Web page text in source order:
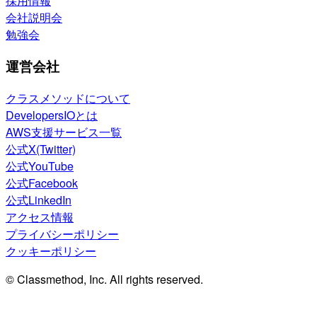
会社説明会
勉強会
運営会社
クラスメソッドについて
DevelopersIOとは
AWS支援サービス一覧
公式X(Twitter)
公式YouTube
公式Facebook
公式LinkedIn
アクセス情報
プライバシーポリシー
クッキーポリシー
© Classmethod, Inc. All rights reserved.